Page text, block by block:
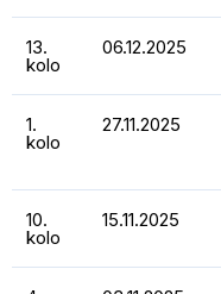
13.
kolo
06.12.2025
1.
kolo
27.11.2025
10.
kolo
15.11.2025